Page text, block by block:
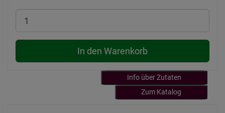
In den Warenkorb
Info über Zutaten
Zum Katalog